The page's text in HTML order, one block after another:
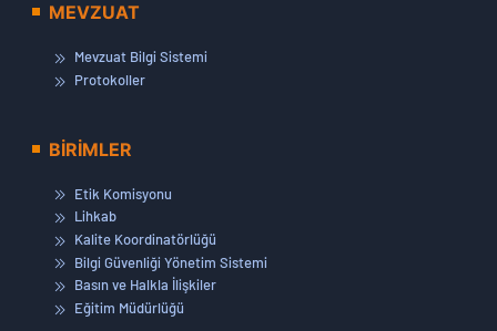
MEVZUAT
Mevzuat Bilgi Sistemi
Protokoller
BİRİMLER
Etik Komisyonu
Lihkab
Kalite Koordinatörlüğü
Bilgi Güvenliği Yönetim Sistemi
Basın ve Halkla İlişkiler
Eğitim Müdürlüğü